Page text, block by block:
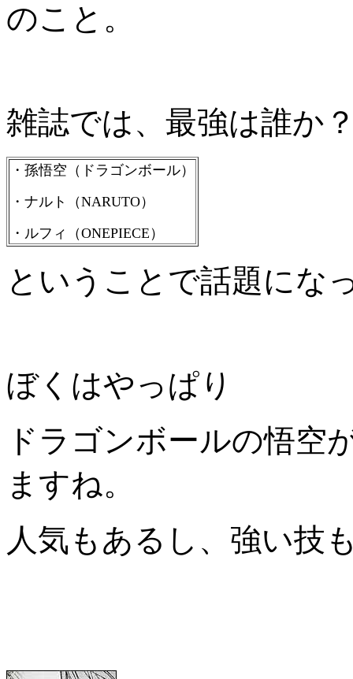
のこと。
雑誌では、最強は誰か
・孫悟空（ドラゴンボール）
・ナルト（NARUTO）
・ルフィ（ONEPIECE）
ということで話題にな
ぼくはやっぱり
ドラゴンボールの悟空
ますね。
人気もあるし、強い技